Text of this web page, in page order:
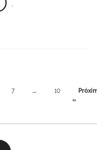
7 ... 10
»